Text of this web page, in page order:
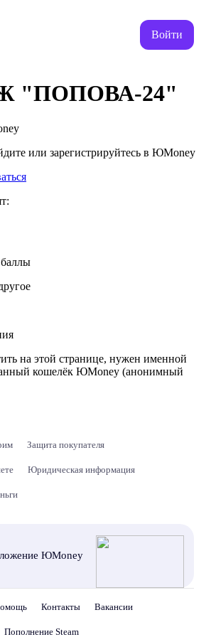
Войти
"ПОПОВА-24"
или зарегистрируйтесь в ЮMoney
баллы
на этой странице, нужен именной
кошелёк ЮMoney (анонимный
Защита покупателя
Юридическая информация
ЮMoney
Контакты Вакансии
Пополнение Steam